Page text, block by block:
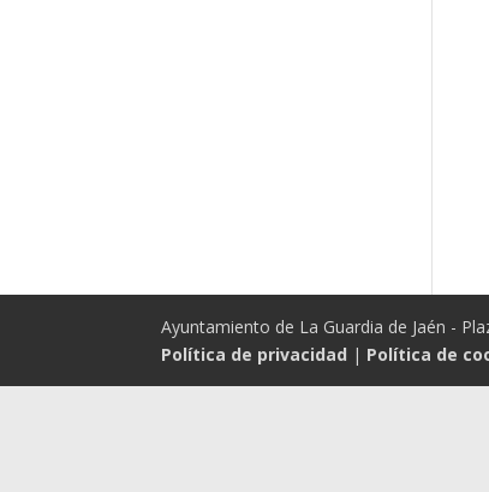
Ayuntamiento de La Guardia de Jaén -
Política de privacidad | Política de